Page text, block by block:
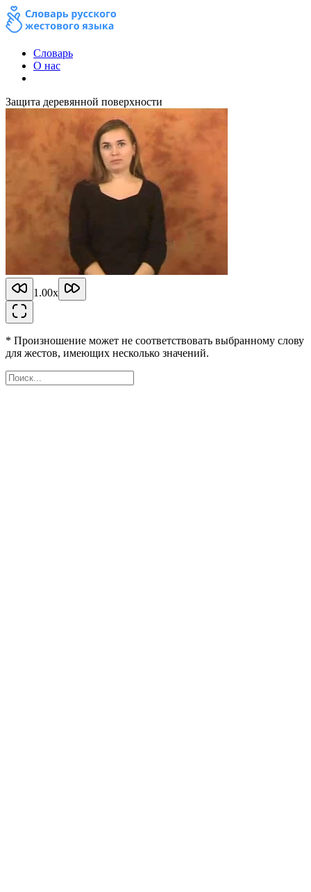
Словарь
О нас
Защита деревянной поверхности
1.00x
* Произношение может не соответствовать выбранному слову
для жестов, имеющих несколько значений.